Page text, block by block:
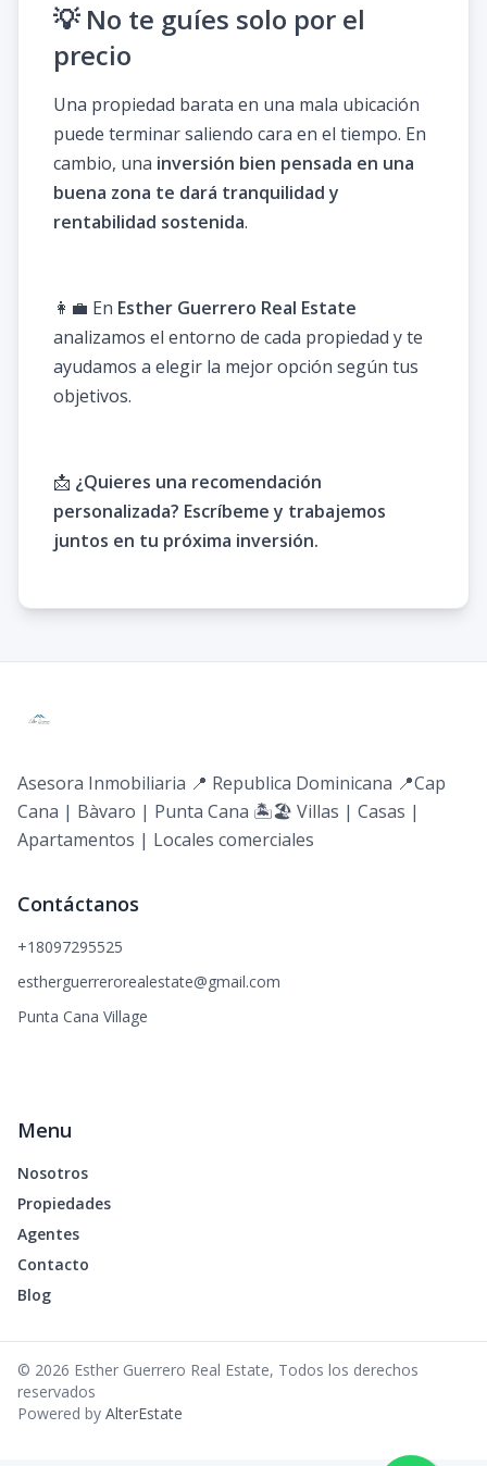
💡 No te guíes solo por el
precio
Una propiedad barata en una mala ubicación
puede terminar saliendo cara en el tiempo. En
cambio, una inversión bien pensada en una
buena zona te dará tranquilidad y
rentabilidad sostenida.
👩‍💼 En Esther Guerrero Real Estate
analizamos el entorno de cada propiedad y te
ayudamos a elegir la mejor opción según tus
objetivos.
📩 ¿Quieres una recomendación
personalizada? Escríbeme y trabajemos
juntos en tu próxima inversión.
Asesora Inmobiliaria 📍 Republica Dominicana 📍Cap
Cana | Bàvaro | Punta Cana 🏝️🏖️ Villas | Casas |
Apartamentos | Locales comerciales
Contáctanos
+18097295525
estherguerrerorealestate@gmail.com
Punta Cana Village
Menu
Nosotros
Propiedades
Agentes
Contacto
Blog
© 2026 Esther Guerrero Real Estate, Todos los derechos
reservados
Powered by AlterEstate